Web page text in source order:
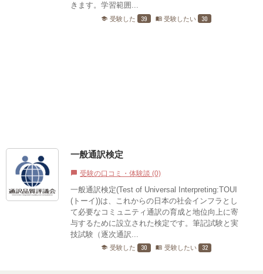
きます。学習範囲...
school 受験した 39 menu_book 受験したい 30
一般通訳検定
chat_bubble 受験の口コミ・体験談 (0)
一般通訳検定(Test of Universal Interpreting:TOUI
(トーイ))は、これからの日本の社会インフラとし
て必要なコミュニティ通訳の育成と地位向上に寄
与するために設立された検定です。筆記試験と実
技試験（逐次通訳...
school 受験した 30 menu_book 受験したい 32